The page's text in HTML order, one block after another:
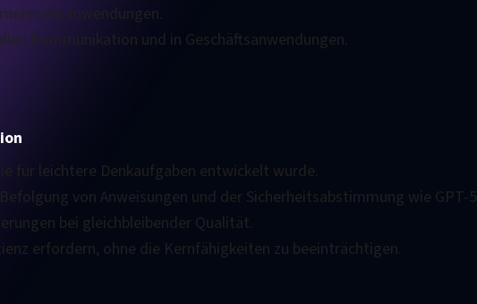
Kommunikation und in Geschäftsanwendungen.
für leichtere Denkaufgaben entwickelt wurde.
von Anweisungen und der Sicherheitsabstimmung wie GPT-5.
bei gleichbleibender Qualität.
erfordern, ohne die Kernfähigkeiten zu beeinträchtigen.